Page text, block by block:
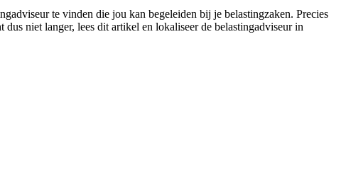
te vinden die jou kan begeleiden bij je belastingzaken. Precies
niet langer, lees dit artikel en lokaliseer de belastingadviseur in